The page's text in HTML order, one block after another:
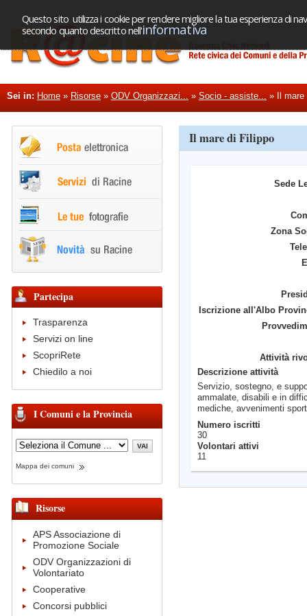
Questo sito utilizza i cookie per rendere migliore la tua esperienza di
secondo quanto descritto nell'informativa
Sei in: Home » Risorse » ODV Organizzazi... » Socio - assiste... » Il
Partecipa
Trasparenza
Servizi on line
ScopriRete
Chiedilo a noi
I Comuni e la Provincia
Mappa dei comuni
Risorse
APS Associazione di
Promozione Sociale
ODV Organizzazioni di
Volontariato
Cooperative
Concorsi pubblici
Il mare di Filippo
Sede
Zona
Iscrizione all'Albo
Attività
Descrizione attività
Servizio, sostegno, e
ammalate, disabili e in
mediche, avvenimenti
Numero iscritti
30
Volontari attivi
11